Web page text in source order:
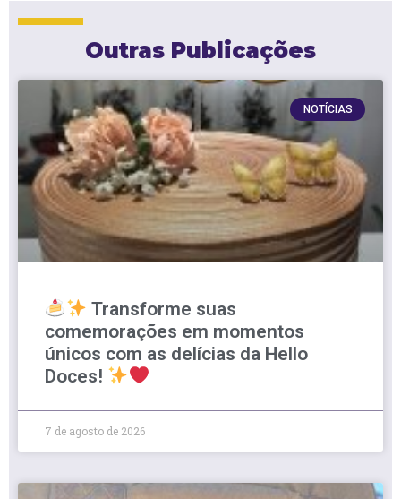
Outras Publicações
NOTÍCIAS
Transforme suas
comemorações em momentos
únicos com as delícias da Hello
Doces!
7 de agosto de 2026